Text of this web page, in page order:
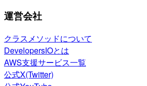
運営会社
クラスメソッドについて
DevelopersIOとは
AWS支援サービス一覧
公式X(Twitter)